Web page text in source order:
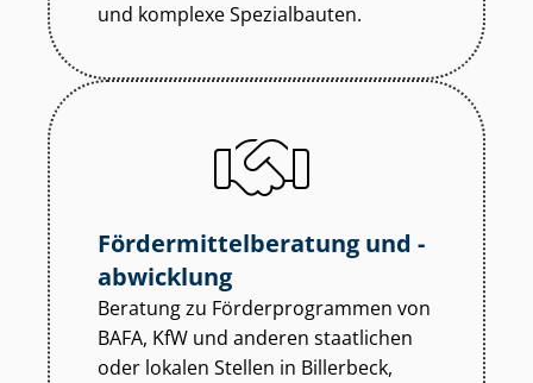
und komplexe Spezialbauten.
För­der­mit­tel­be­ra­tung und -
abwicklung
Beratung zu För­der­pro­gram­men von
BAFA, KfW und anderen staatlichen
oder lokalen Stellen in Billerbeck,